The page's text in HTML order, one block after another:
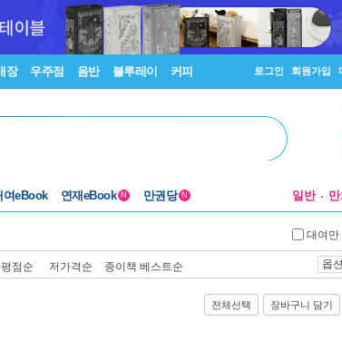
장 우주점 음반 블루레이 커피 로그인 회원가입
여eBook 연재eBook N 만권당 N 일반
대여만
평점순 저가격순 종이책 베스트순 옵
전체선택 장바구니 담기